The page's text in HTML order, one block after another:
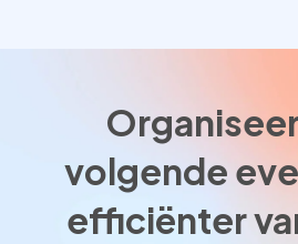
volgende
efficiënter